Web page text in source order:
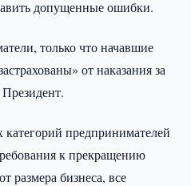
допущенные ошибки.
только что начавшие
от наказания за
категорий предпринимателей
к прекращению
размера бизнеса, все